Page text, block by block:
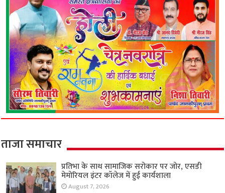
ताजा समाचार
प्रतिभा के साथ सामाजिक सरोकार पर जोर, एसडी
मेमोरियल इंटर कॉलेज में हुई कार्यशाला
August 7, 2026